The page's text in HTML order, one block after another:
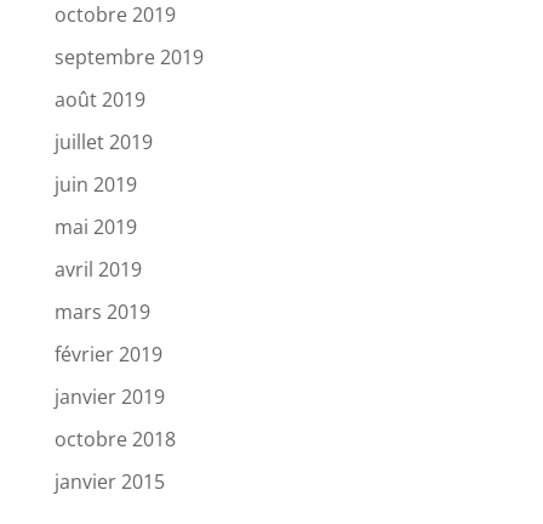
octobre 2019
septembre 2019
août 2019
juillet 2019
juin 2019
mai 2019
avril 2019
mars 2019
février 2019
janvier 2019
octobre 2018
janvier 2015